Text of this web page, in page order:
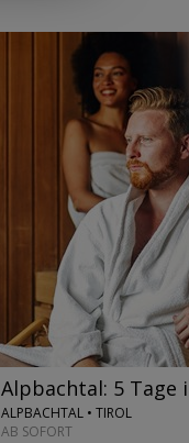
Alpbachtal: 5 Tage
ALPBACHTAL • TIROL
AB SOFORT